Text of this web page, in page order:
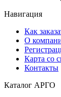
Навигация
Как
О
Карта со
Контакты
Каталог АРГО